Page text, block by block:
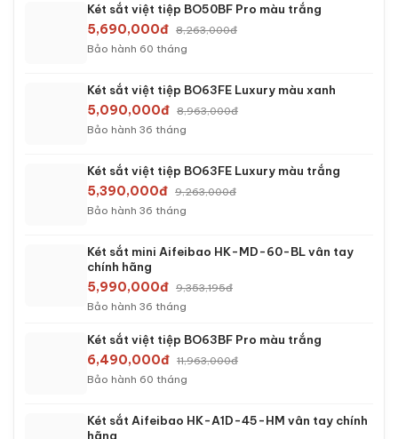
Két sắt việt tiệp BO50BF Pro màu trắng
5,690,000đ 8,263,000đ
Bảo hành 60 tháng
Két sắt việt tiệp BO63FE Luxury màu xanh
5,090,000đ 8,963,000đ
Bảo hành 36 tháng
Két sắt việt tiệp BO63FE Luxury màu trắng
5,390,000đ 9,263,000đ
Bảo hành 36 tháng
Két sắt mini Aifeibao HK-MD-60-BL vân tay
chính hãng
5,990,000đ 9,353,195đ
Bảo hành 36 tháng
Két sắt việt tiệp BO63BF Pro màu trắng
6,490,000đ 11,963,000đ
Bảo hành 60 tháng
Két sắt Aifeibao HK-A1D-45-HM vân tay chính
hãng